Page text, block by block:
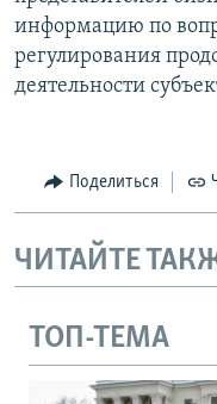
информацию по
регулирования
деятельности
Поделиться
ЧИТАЙТЕ
ТОП-ТЕМА